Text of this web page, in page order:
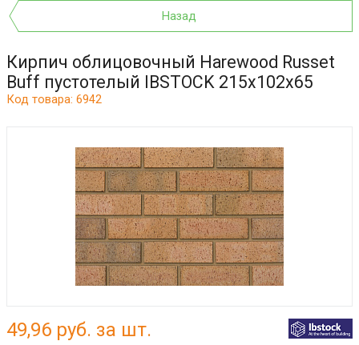
Назад
Кирпич облицовочный Harewood Russet
Buff пустотелый IBSTOCK 215x102x65
Код товара: 6942
49,96 руб. за шт.